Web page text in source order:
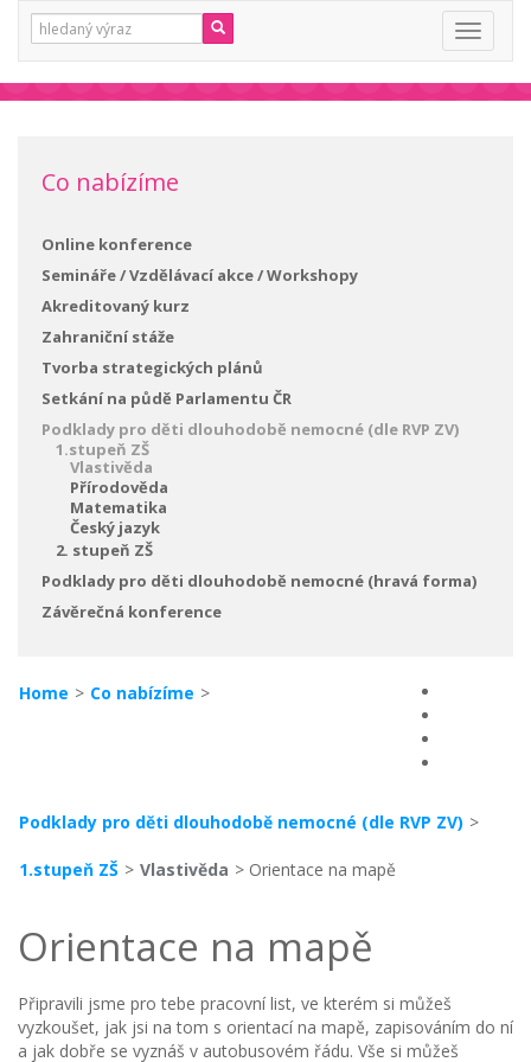
Vyhledávání:
Toggle
Co nabízíme
Online konference
Semináře / Vzdělávací akce / Workshopy
Akreditovaný kurz
Zahraniční stáže
Tvorba strategických plánů
Setkání na půdě Parlamentu ČR
Podklady pro děti dlouhodobě nemocné (dle RVP ZV)
1.stupeň ZŠ
Vlastivěda
Přírodověda
Matematika
Český jazyk
2. stupeň ZŠ
Podklady pro děti dlouhodobě nemocné (hravá forma)
Závěrečná konference
Home > Co nabízíme >
Podklady pro děti dlouhodobě nemocné (dle RVP ZV) >
1.stupeň ZŠ > Vlastivěda > Orientace na mapě
Orientace na mapě
Připravili jsme pro tebe pracovní list, ve kterém si můžeš
vyzkoušet, jak jsi na tom s orientací na mapě, zapisováním do ní
a jak dobře se vyznáš v autobusovém řádu. Vše si můžeš